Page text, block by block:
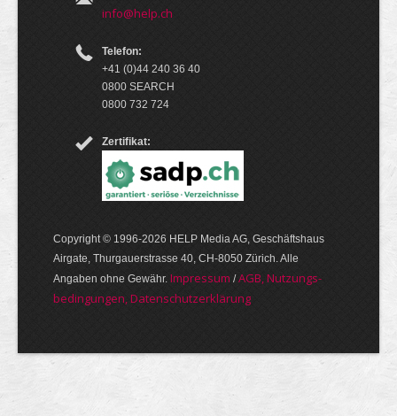
info@help.ch
Telefon:
+41 (0)44 240 36 40
0800 SEARCH
0800 732 724
Zertifikat:
Copyright © 1996-2026 HELP Media AG, Geschäftshaus
Airgate, Thurgauer­strasse 40, CH-8050 Zürich. Alle
Angaben ohne Gewähr. Im­pres­sum /AGB, Nut­zungs­
bedin­gungen, Daten­schutz­er­klärung